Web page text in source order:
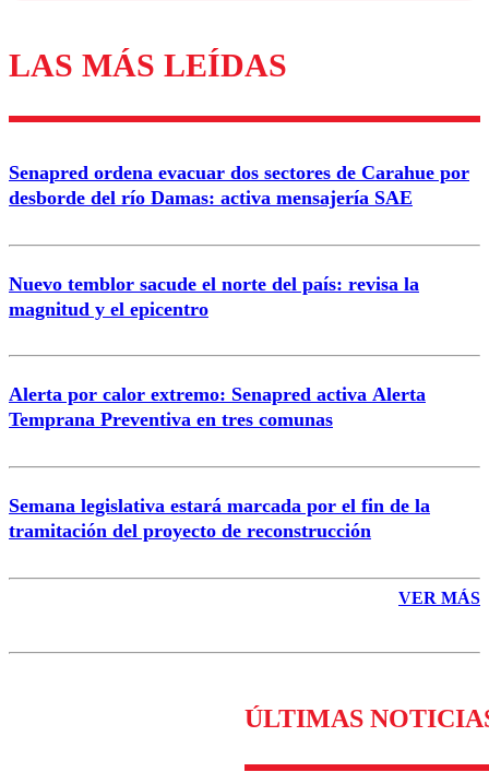
Los comentarios son moderados para garantizar un
diálogo respetuoso.
Correo
LAS MÁS LEÍDAS
Senapred ordena evacuar dos sectores de Carahue por
desborde del río Damas: activa mensajería SAE
Nuevo temblor sacude el norte del país: revisa la
magnitud y el epicentro
Alerta por calor extremo: Senapred activa Alerta
Temprana Preventiva en tres comunas
Semana legislativa estará marcada por el fin de la
tramitación del proyecto de reconstrucción
VER MÁS
ÚLTIMAS